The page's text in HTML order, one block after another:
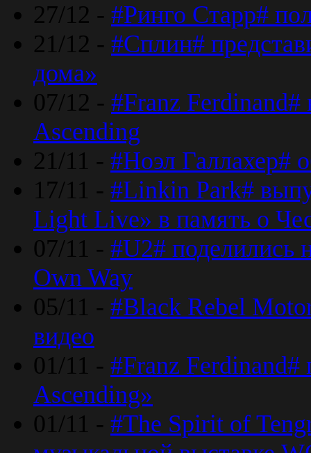
27/12 - #Ринго Старр#
21/12 - #Сплин#
дома»
07/12 - #Franz
Ascending
21/11 - #Ноэл Галлахер#
17/11 - #Linkin Park#
Light Live» в память о
07/11 - #U2#
Own Way
05/11 - #Black Rebel
видео
01/11 - #Franz Ferdinand#
Ascending»
01/11 - #The Spirit of